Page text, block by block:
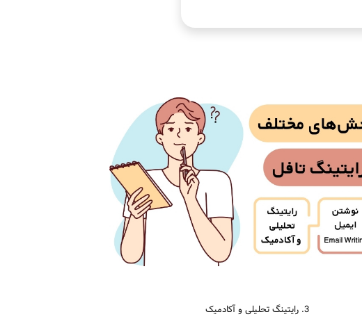
رایتینگ تحلیلی و آکادمیک